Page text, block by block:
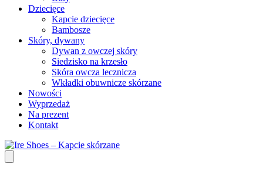
Dziecięce
Kapcie dziecięce
Bambosze
Skóry, dywany
Dywan z owczej skóry
Siedzisko na krzesło
Skóra owcza lecznicza
Wkładki obuwnicze skórzane
Nowości
Wyprzedaż
Na prezent
Kontakt